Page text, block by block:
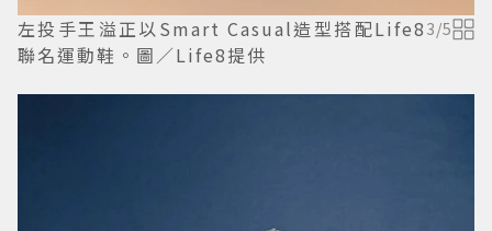
左投手王溢正以Smart Casual造型搭配Life8
聯名運動鞋。圖／Life8提供
3/5